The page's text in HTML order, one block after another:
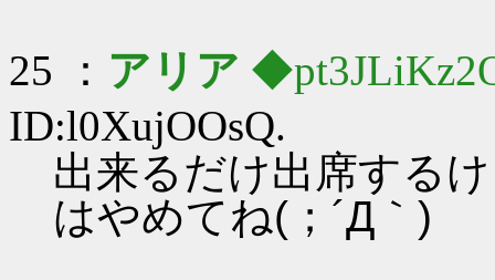
25 ： アリア
ID:l0XujOOsQ.
出来るだけ出席する
はやめてね(；´Д｀)